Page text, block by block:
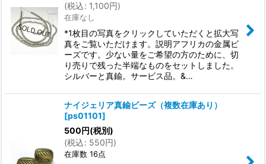
(税込: 1,100円)
在庫なし
*1枚目の写真をクリックしていただくと拡大写
真をご覧いただけます。説明アフリカの金属ビ
ーズです。少ない量をご希望の方のために、切
り売りで残った半端なものをセットしました。
シルバーと真鍮。サービス品。&…
ナイジェリア真鍮ビーズ（複数在庫あり）
[ps01101]
500円(税別)
(税込: 550円)
在庫数 16点